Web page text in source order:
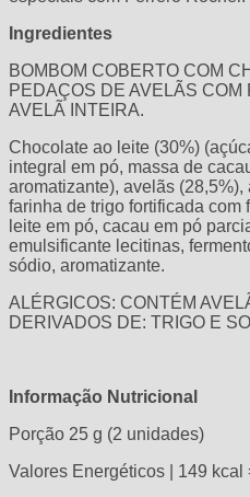
Ingredientes
BOMBOM COBERTO COM
PEDAÇOS DE AVELÃS
AVELÃ INTEIRA.
Chocolate ao leite (30%)
integral em pó, massa de
aromatizante), avelãs
farinha de trigo fortificada com
leite em pó, cacau em pó
emulsificante lecitinas,
sódio, aromatizante.
ALÉRGICOS: CONTÉM
DERIVADOS DE: TRIGO E
Informação Nutricional
Porção 25 g (2 unidades)
Valores Energéticos | 149 kcal